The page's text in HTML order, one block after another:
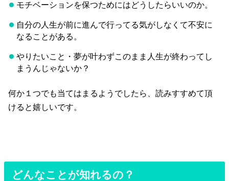
モチベーションを保つためにはどうしたらいいのか。
自分の人生が前に進んで行ってる気がしなくて不安に
なることがある。
やりたいこと・夢が叶わずこのまま人生が終わってし
まうんじゃないか？
何か１つでも当てはまるようでしたら、読みすすめて頂
けると嬉しいです。
どんなことが知れるの？